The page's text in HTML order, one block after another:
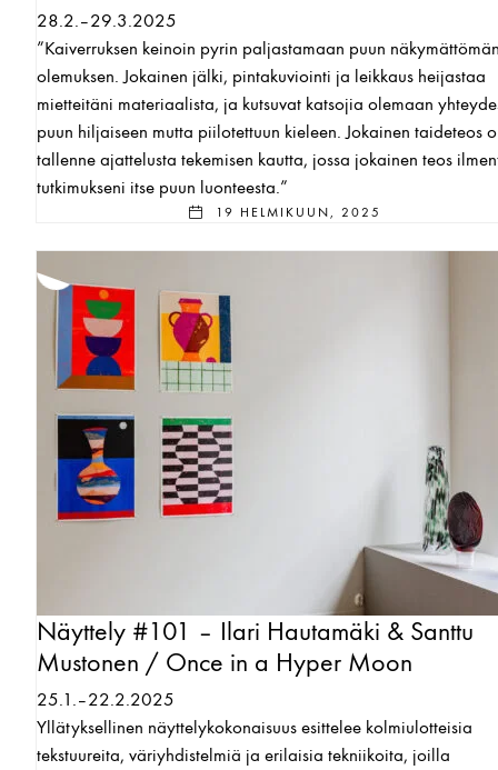
28.2.–29.3.2025
”Kaiverruksen keinoin pyrin paljastamaan puun
olemuksen. Jokainen jälki, pintakuviointi ja leikkaus heijastaa
mietteitäni materiaalista, ja kutsuvat katsojia olemaan
puun hiljaiseen mutta piilotettuun kieleen. Jokainen taideteos
tallenne ajattelusta tekemisen kautta, jossa jokainen teos
tutkimukseni itse puun luonteesta.”
19 HELMIKUUN, 2025
Näyttely #101 – Ilari Hautamäki & Santtu
Mustonen / Once in a Hyper Moon
25.1.–22.2.2025
Yllätyksellinen näyttelykokonaisuus esittelee kolmiulotteisia
tekstuureita, väriyhdistelmiä ja erilaisia tekniikoita, joilla